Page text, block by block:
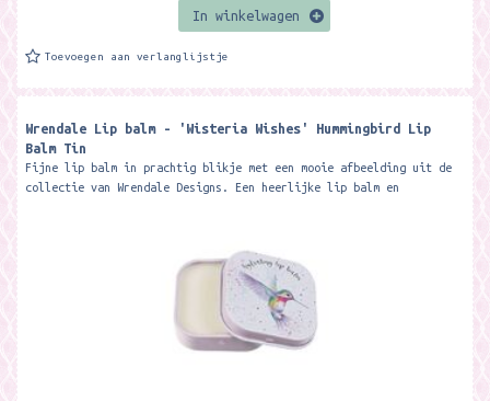
In winkelwagen
Toevoegen aan verlanglijstje
Wrendale Lip balm - 'Wisteria Wishes' Hummingbird Lip
Balm Tin
Fijne lip balm in prachtig blikje met een mooie afbeelding uit de
collectie van Wrendale Designs. Een heerlijke lip balm en